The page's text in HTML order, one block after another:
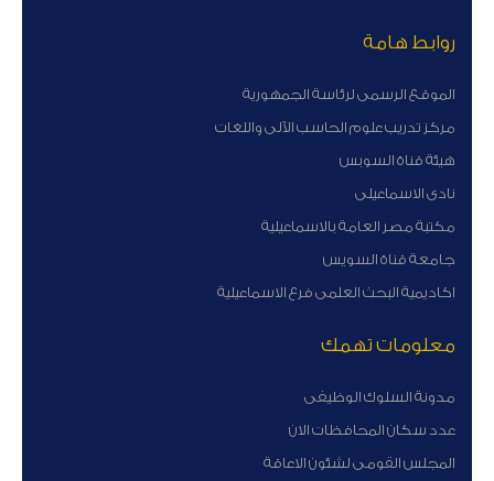
روابط هامة
الموقع الرسمى لرئاسة الجمهورية
مركز تدريب علوم الحاسب الآلى واللغات
هيئة قناة السوبس
نادى الاسماعيلى
مكتبة مصر العامة بالاسماعيلية
جامعة قناة السويس
اكاديمية البحث العلمى فرع الاسماعيلية
معلومات تهمك
مدونة السلوك الوظيفى
عدد سكان المحافظات الان
المجلس القومى لشئون الاعاقة